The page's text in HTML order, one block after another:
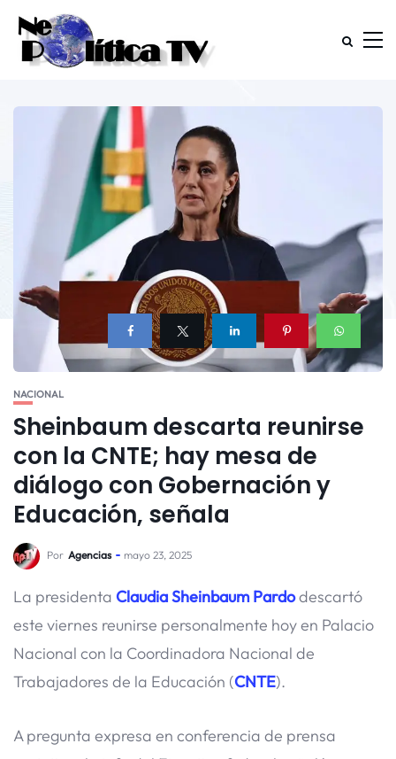
NACIONAL
Sheinbaum descarta reunirse
con la CNTE; hay mesa de
diálogo con Gobernación y
Educación, señala
Por Agencias mayo 23, 2025
La presidenta Claudia Sheinbaum Pardodescartó
este viernes reunirse personalmente hoy en Palacio
Nacional con la Coordinadora Nacional de
Trabajadores de la Educación (CNTE).
A pregunta expresa en conferencia de prensa